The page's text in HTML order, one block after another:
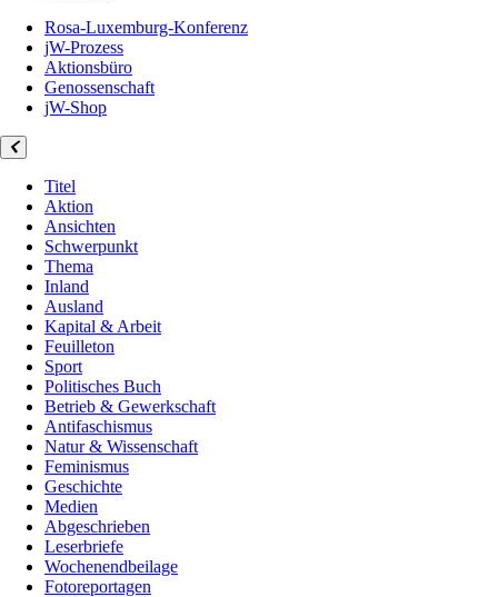
Rosa-Luxemburg-Konferenz
jW-Prozess
Aktionsbüro
Genossenschaft
jW-Shop
Titel
Aktion
Ansichten
Schwerpunkt
Thema
Inland
Ausland
Kapital & Arbeit
Feuilleton
Sport
Politisches Buch
Betrieb & Gewerkschaft
Antifaschismus
Natur & Wissenschaft
Feminismus
Geschichte
Medien
Abgeschrieben
Leserbriefe
Wochenendbeilage
Fotoreportagen